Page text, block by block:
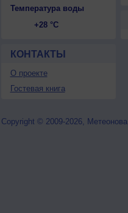
Температура воды
+28 °C
КОНТАКТЫ
О проекте
Гостевая книга
Copyright © 2009-2026, Метеонова